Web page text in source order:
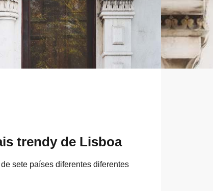
trendy de Lisboa
sete países diferentes diferentes